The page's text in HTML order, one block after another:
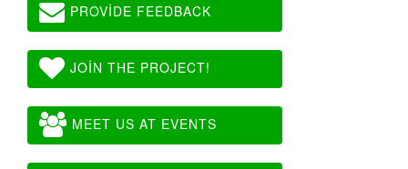
PROVIDE FEEDBACK
JOIN THE PROJECT!
MEET US AT EVENTS